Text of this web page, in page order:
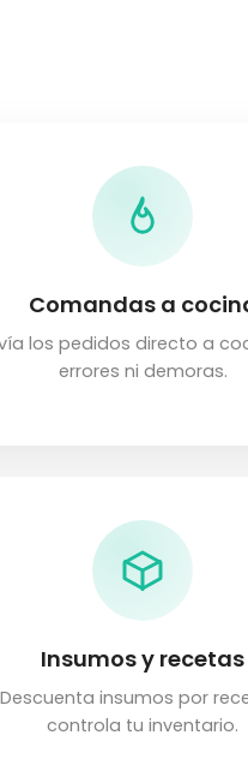
Comandas a
los pedidos directo a
errores ni demoras.
Insumos y recetas
Descuenta insumos por
controla tu inventario.